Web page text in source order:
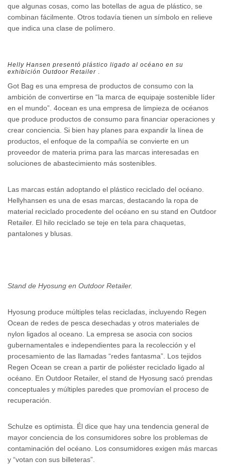
que algunas cosas, como las botellas de agua de plástico, se
combinan fácilmente. Otros todavía tienen un símbolo en relieve
que indica una clase de polímero.
Helly Hansen presentó plástico ligado al océano en su
exhibición Outdoor Retailer .
Got Bag es una empresa de productos de consumo con la
ambición de convertirse en “la marca de equipaje sostenible líder
en el mundo”. 4ocean es una empresa de limpieza de océanos
que produce productos de consumo para financiar operaciones y
crear conciencia. Si bien hay planes para expandir la línea de
productos, el enfoque de la compañía se convierte en un
proveedor de materia prima para las marcas interesadas en
soluciones de abastecimiento más sostenibles.
Las marcas están adoptando el plástico reciclado del océano.
Hellyhansen es una de esas marcas, destacando la ropa de
material reciclado procedente del océano en su stand en Outdoor
Retailer. El hilo reciclado se teje en tela para chaquetas,
pantalones y blusas.
Stand de Hyosung en Outdoor Retailer.
Hyosung produce múltiples telas recicladas, incluyendo Regen
Ocean de redes de pesca desechadas y otros materiales de
nylon ligados al oceano. La empresa se asocia con socios
gubernamentales e independientes para la recolección y el
procesamiento de las llamadas “redes fantasma”. Los tejidos
Regen Ocean se crean a partir de poliéster reciclado ligado al
océano. En Outdoor Retailer, el stand de Hyosung sacó prendas
conceptuales y múltiples paredes que promovían el proceso de
recuperación.
Schulze es optimista. Él dice que hay una tendencia general de
mayor conciencia de los consumidores sobre los problemas de
contaminación del océano. Los consumidores exigen más marcas
y “votan con sus billeteras”.